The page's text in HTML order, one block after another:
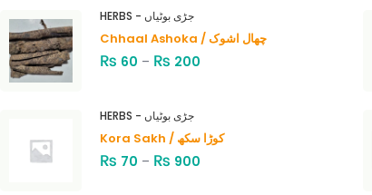
HERBS - جڑی بوٹیاں
Chhaal Ashoka / چھال اشوک
₨ 60 – ₨ 200
HERBS - جڑی بوٹیاں
Kora Sakh / کوڑا سکھ
₨ 70 – ₨ 900